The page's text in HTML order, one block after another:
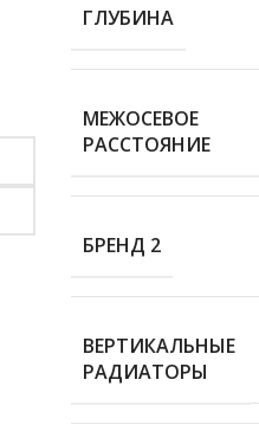
ГЛУБИНА
МЕЖОСЕВОЕ
РАССТОЯНИЕ
БРЕНД 2
ВЕРТИКАЛЬНЫЕ
РАДИАТОРЫ